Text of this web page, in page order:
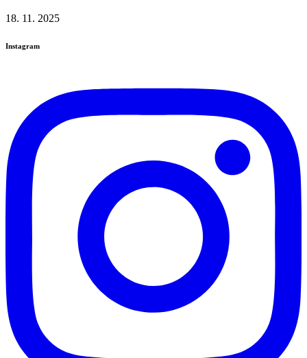
18. 11. 2025
Instagram